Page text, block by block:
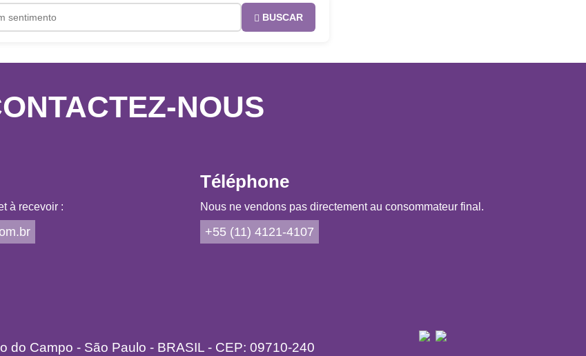
BUSCAR
NOUS
à recevoir :
Téléphone
Nous ne vendons pas directement au consommateur final.
+55 (11) 4121-4107
do Campo - São Paulo - BRASIL - CEP: 09710-240